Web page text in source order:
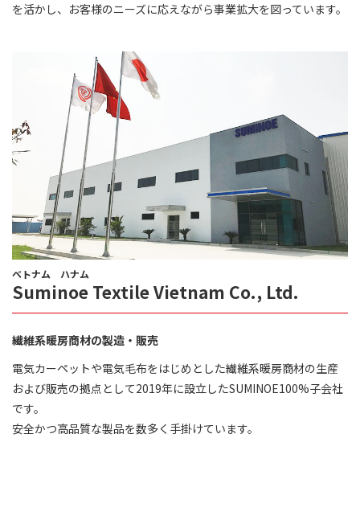
を活かし、お客様のニーズに応えながら事業拡大を図っています。
ベトナム ハナム
Suminoe Textile Vietnam Co., Ltd.
繊維系暖房商材の製造・販売
電気カーペットや電気毛布をはじめとした繊維系暖房商材の生産
および販売の拠点として2019年に設立したSUMINOE100%子会社
です。
安全かつ高品質な製品を数多く手掛けています。